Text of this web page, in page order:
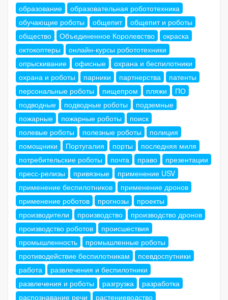
образование
образовательная робототехника
обучающие роботы
общепит
общепит и роботы
общество
Объединенное Королевство
окраска
октокоптеры
онлайн-курсы робототехники
опрыскивание
офисные
охрана и беспилотники
охрана и роботы
парники партнерства
патенты
персональные роботы
пищепром пляжи
ПО
подводные
подводные роботы
подземные
пожарные
пожарные роботы
поиск
полевые роботы
полезные роботы
полиция
помощники
Португалия порты
последняя миля
потребительские роботы
почта право
презентации
пресс-релизы
привязные
применение USV
применение беспилотников
применение дронов
применение роботов
прогнозы
проекты
производители
производство
производство дронов
производство роботов
происшествия
промышленность
промышленные роботы
противодействие беспилотникам
псевдоспутники
работа
развлечения и беспилотники
развлечения и роботы
разгрузка
разработка
распознавание речи
растениеводство